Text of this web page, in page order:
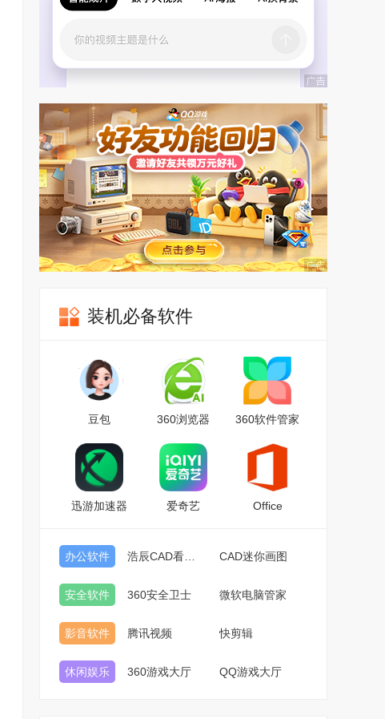
装机必备软件
豆包 360浏览器 360软件管家
迅游加速器 爱奇艺 Office
办公软件 CAD迷你画图
安全软件 360安全卫士 微软电脑管家
影音软件 腾讯视频 快剪辑
休闲娱乐 360游戏大厅 QQ游戏大厅